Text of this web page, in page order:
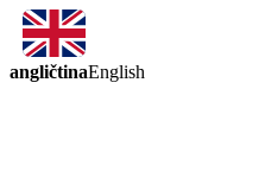
angličtinaEnglish